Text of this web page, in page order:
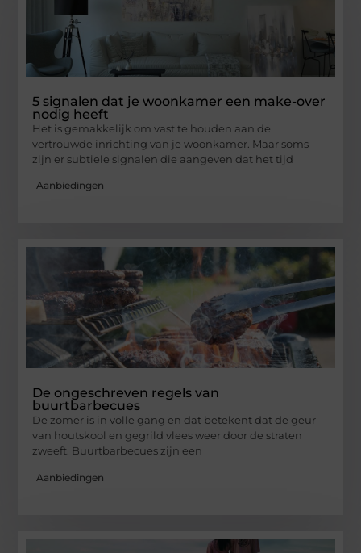
5 signalen dat je woonkamer een make-over
nodig heeft
Het is gemakkelijk om vast te houden aan de
vertrouwde inrichting van je woonkamer. Maar soms
zijn er subtiele signalen die aangeven dat het tijd
Aanbiedingen
De ongeschreven regels van
buurtbarbecues
De zomer is in volle gang en dat betekent dat de geur
van houtskool en gegrild vlees weer door de straten
zweeft. Buurtbarbecues zijn een
Aanbiedingen